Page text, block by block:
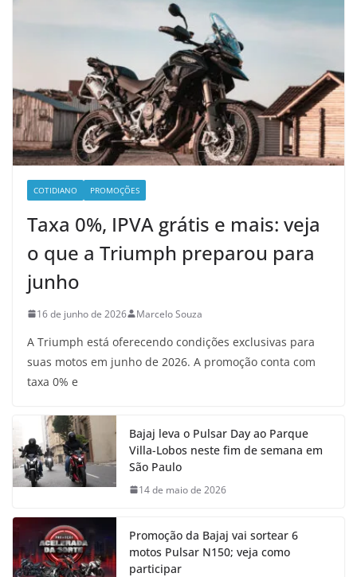
COTIDIANO PROMOÇÕES
Taxa 0%, IPVA grátis e mais: veja
o que a Triumph preparou para
junho
16 de junho de 2026 Marcelo Souza
A Triumph está oferecendo condições exclusivas para
suas motos em junho de 2026. A promoção conta com
taxa 0% e
Bajaj leva o Pulsar Day ao Parque
Villa-Lobos neste fim de semana em
São Paulo
14 de maio de 2026
Promoção da Bajaj vai sortear 6
motos Pulsar N150; veja como
participar